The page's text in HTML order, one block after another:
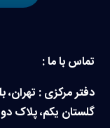
تماس با ما :
دفتر مرکزی :
گلستان یکم، پلاک دو